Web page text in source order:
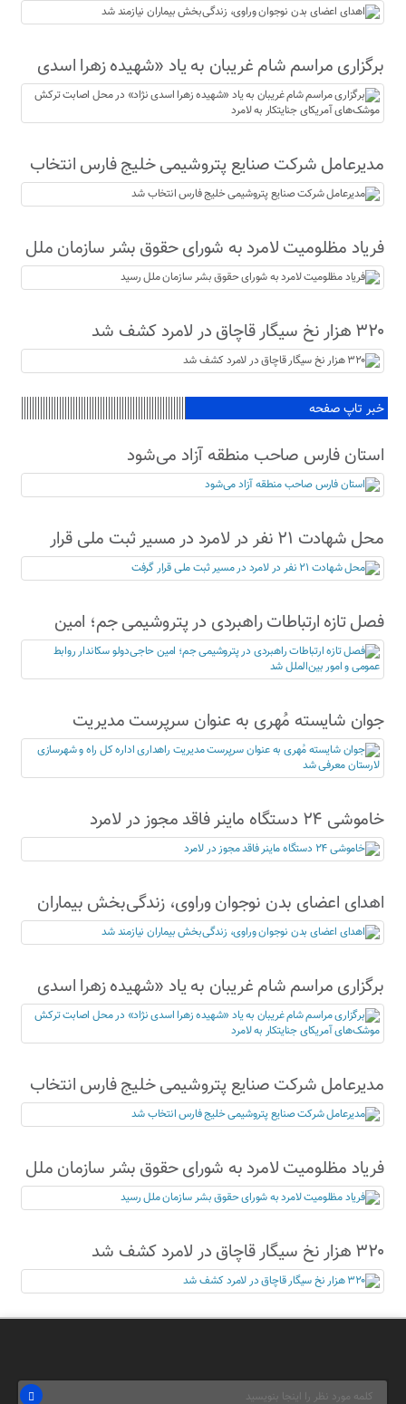
نیازمند شد
برگزاری مراسم شام غریبان به یاد «شهیده زهرا اسدی
نژاد» در محل اصابت ترکش موشک‌های آمریکای
جنایتکار به لامرد
مدیرعامل شرکت صنایع پتروشیمی خلیج فارس انتخاب
شد
فریاد مظلومیت لامرد به شورای حقوق بشر سازمان ملل
رسید
۳۲۰ هزار نخ سیگار قاچاق در لامرد کشف شد
خبر تاپ صفحه
استان فارس صاحب منطقه آزاد می‌شود
محل شهادت ۲۱ نفر در لامرد در مسیر ثبت ملی قرار
گرفت
فصل تازه ارتباطات راهبردی در پتروشیمی جم؛ امین
حاجی‌دولو سکاندار روابط عمومی و امور بین‌الملل شد
جوان شایسته مُهری به عنوان سرپرست مدیریت
راهداری اداره کل راه و شهرسازی لارستان معرفی شد
خاموشی ۲۴ دستگاه ماینر فاقد مجوز در لامرد
اهدای اعضای بدن نوجوان وراوی، زندگی‌بخش بیماران
نیازمند شد
برگزاری مراسم شام غریبان به یاد «شهیده زهرا اسدی
نژاد» در محل اصابت ترکش موشک‌های آمریکای
جنایتکار به لامرد
مدیرعامل شرکت صنایع پتروشیمی خلیج فارس انتخاب
شد
فریاد مظلومیت لامرد به شورای حقوق بشر سازمان ملل
رسید
۳۲۰ هزار نخ سیگار قاچاق در لامرد کشف شد